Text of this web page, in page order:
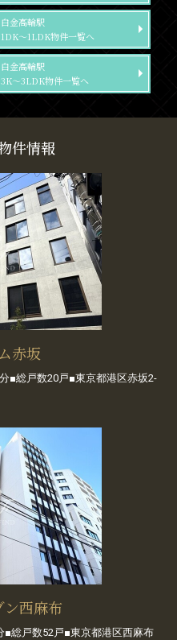
白金高輪駅
1DK～1LDK物件一覧へ
白金高輪駅
3K～3LDK物件一覧へ
件情報
赤坂
■総戸数20戸■東京都港区赤坂2-
ン西麻布
■総戸数52戸■東京都港区西麻布